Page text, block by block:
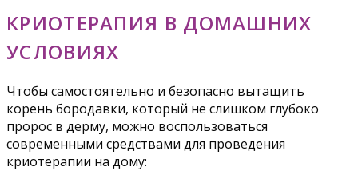
КРИОТЕРАПИЯ В ДОМАШНИХ
УСЛОВИЯХ
Чтобы самостоятельно и безопасно вытащить
корень бородавки, который не слишком глубоко
пророс в дерму, можно воспользоваться
современными средствами для проведения
криотерапии на дому: